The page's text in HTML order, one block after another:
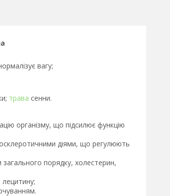
вагу;
трава сенни.
організму, що підсилює функцію
діями, що регулюють
загального порядку, холестерин,
лецитину;